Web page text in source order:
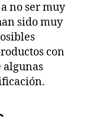
no ser muy
sido muy
con
algunas